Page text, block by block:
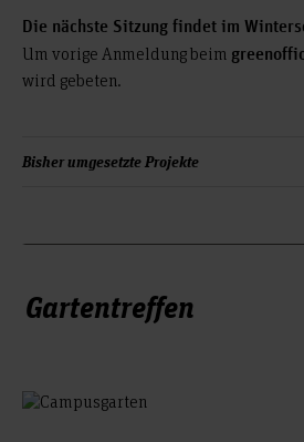
Die nächste Sitzung findet im
Um vorige Anmeldung beim
wird gebeten.
Bisher umgesetzte Projekte
Konzept für nachhaltige Mobilität
Hochschule Hannover hat im März
täglichen Weg zum Arbeits- und
Gartentreffen